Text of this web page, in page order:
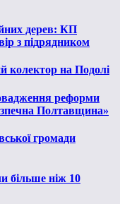
дерев: КП
з підрядником
колектор на Подолі
реформи
Полтавщина»
громади
більше ніж 10